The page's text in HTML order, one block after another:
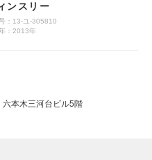
ンスリー
：13-ユ-305810
：2013年
本木三河台ビル5階